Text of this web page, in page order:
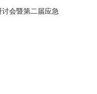
会暨第二届应急